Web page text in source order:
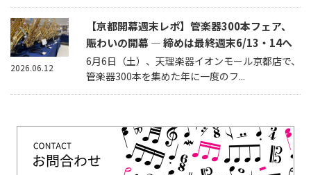
【京都開幕週末レポ】管楽器300本フェア、
賑わいの開幕 — 締めは最終週末6/13・14へ
6月6日（土）、天理楽器イオンモール京都店で、
管楽器300本を集めた年に一度のフ...
2026.06.12